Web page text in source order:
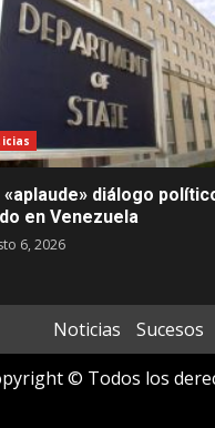
«aplaude» diálogo
en Venezuela
6, 2026
Noticias Sucesos
© Todos los